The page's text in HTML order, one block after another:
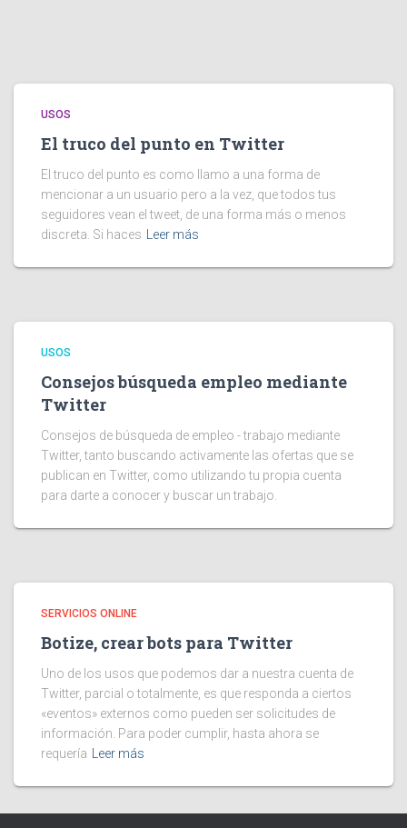
USOS
El truco del punto en Twitter
El truco del punto es como llamo a una forma de
mencionar a un usuario pero a la vez, que todos tus
seguidores vean el tweet, de una forma más o menos
discreta. Si haces
Leer más
USOS
Consejos búsqueda empleo mediante
Twitter
Consejos de búsqueda de empleo - trabajo mediante
Twitter, tanto buscando activamente las ofertas que se
publican en Twitter, como utilizando tu propia cuenta
para darte a conocer y buscar un trabajo.
SERVICIOS ONLINE
Botize, crear bots para Twitter
Uno de los usos que podemos dar a nuestra cuenta de
Twitter, parcial o totalmente, es que responda a ciertos
«eventos» externos como pueden ser solicitudes de
información. Para poder cumplir, hasta ahora se
requería
Leer más